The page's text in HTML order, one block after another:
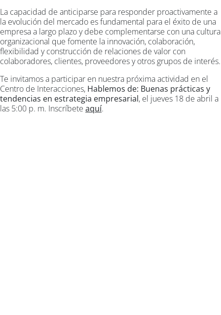
La capacidad de anticiparse para responder proactivamente a
la evolución del mercado es fundamental para el éxito de una
empresa a largo plazo y debe complementarse con una cultura
organizacional que fomente la innovación, colaboración,
flexibilidad y construcción de relaciones de valor con
colaboradores, clientes, proveedores y otros grupos de interés.
Te invitamos a participar en nuestra próxima actividad en el
Centro de Interacciones, Hablemos de: Buenas prácticas y
tendencias en estrategia empresarial, el jueves 18 de abril a
las 5:00 p. m. Inscríbete aquí.